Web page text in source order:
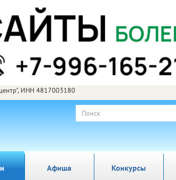
ИНН 4817003180
Афиша Конкурсы